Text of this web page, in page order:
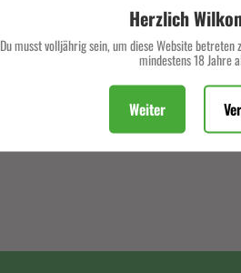
Herzlich
Du musst volljährig sein, um diese Website
mindestens 18 Jahre
Weiter